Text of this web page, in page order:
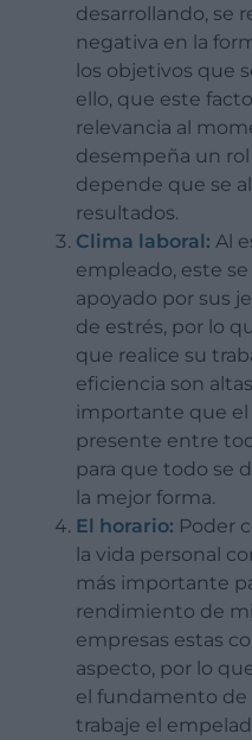
desarrollando, se
negativa en la
los objetivos que
ello, que este
relevancia al
desempeña un
depende que se
resultados.
Clima laboral: Al
empleado, este
apoyado por sus
de estrés, por lo
que realice su
eficiencia son
importante que el
presente entre
para que todo se
la mejor forma.
El horario: Poder
la vida personal
más importante
rendimiento de
empresas estas
aspecto, por lo
el fundamento de
trabaje el